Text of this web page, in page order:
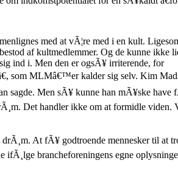
med at vÃ¦re med i en kult.
af kultmedlemmer. Og de kunne ikke
ind i. Men den er ogsÃ¥ irriterende, for
som MLMâ€™er kalder sig selv. Kim
sagde. Men sÃ¥ kunne han mÃ¥ske have
Det handler ikke om at formidle viden.
At fÃ¥ godtroende mennesker til at
brancheforeningens egne